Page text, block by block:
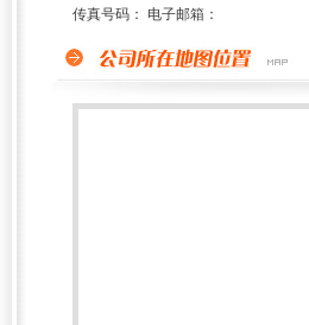
传真号码： 电子邮箱：